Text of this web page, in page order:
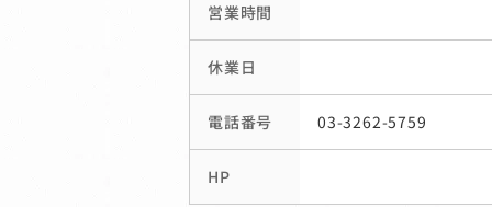
営業時間
休業日
電話番号 03-3262-5759
HP